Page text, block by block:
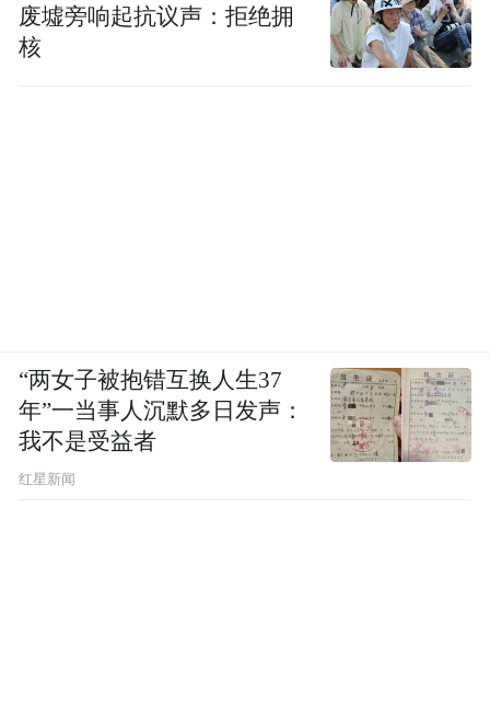
废墟旁响起抗议声：拒绝拥
核
“两女子被抱错互换人生37
年”一当事人沉默多日发声：
我不是受益者
红星新闻